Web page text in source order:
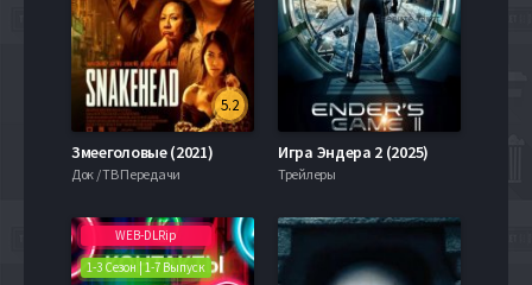
5.2
Змееголовые (2021)
Док / ТВ Передачи
Игра Эндера 2 (2025)
Трейлеры
WEB-DLRip
1-3 Сезон | 1-7 Выпуск